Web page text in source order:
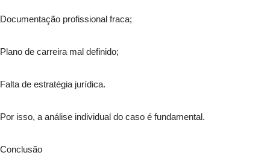
Documentação profissional fraca;
Plano de carreira mal definido;
Falta de estratégia jurídica.
Por isso, a análise individual do caso é fundamental.
Conclusão